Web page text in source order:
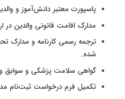
پاسپورت معتبر دانش‌آموز و
مدارک اقامت قانونی والدین در
ترجمه رسمی کارنامه و مدارک
شده.
گواهی سلامت پزشکی و سوابق
تکمیل فرم درخواست ثبت‌نام